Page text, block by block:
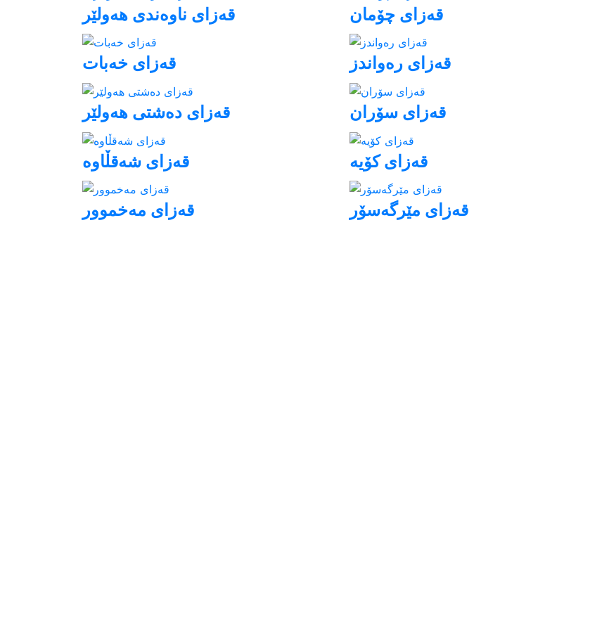
قه‌زای ناوه‌ندی هه‌ولێر قه‌زای چۆمان
قه‌زای خه‌بات قەزای رەواندز
قه‌زای ده‌شتی هه‌ولێر قه‌زای سۆران
قەزای شەقڵاوە
قه‌زای مه‌خموور قه‌زای مێرگه‌سۆر